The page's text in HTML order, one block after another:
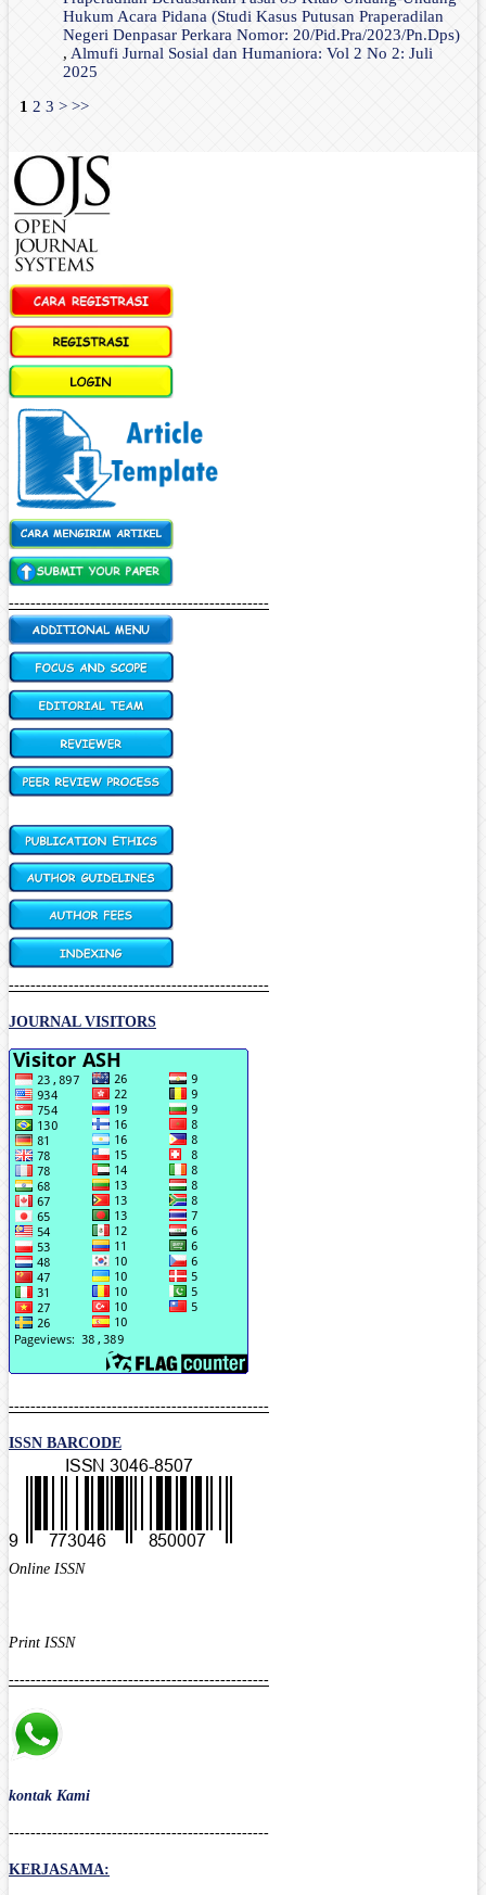
Hukum Acara Pidana (Studi Kasus Putusan Praperadilan
Negeri Denpasar Perkara Nomor: 20/Pid.Pra/2023/Pn.Dps)
, Almufi Jurnal Sosial dan Humaniora: Vol 2 No 2: Juli
2025
1 2 3 > >>
------------------------------------------------
------------------------------------------------
JOURNAL VISITORS
------------------------------------------------
ISSN BARCODE
Online ISSN
Print ISSN
------------------------------------------------
kontak Kami
------------------------------------------------
KERJASAMA: